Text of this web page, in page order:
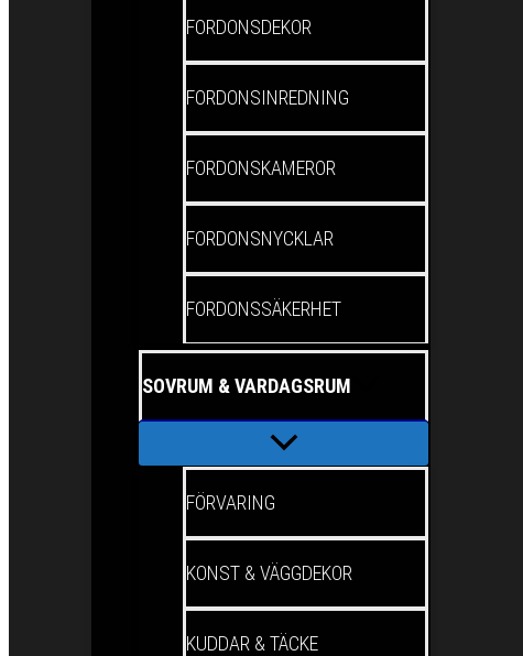
FORDONSDEKOR
FORDONSINREDNING
FORDONSKAMEROR
FORDONSNYCKLAR
FORDONSSÄKERHET
SOVRUM & VARDAGSRUM
FÖRVARING
KONST & VÄGGDEKOR
KUDDAR & TÄCKE